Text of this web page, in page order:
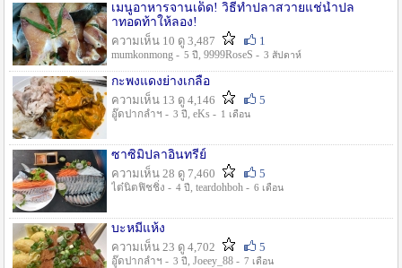
เมนูอาหารจานเด็ด! วิธีทำปลาสวายแช่น้ำปล
าทอดท้าให้ลอง!
ความเห็น 10 ดู 3,487
1
mumkonmong - 5 ปี , 9999RoseS - 3 สัปดาห์
กะพงแดงย่างเกลือ
ความเห็น 13 ดู 4,146
5
อู๊ดปากลำฯ - 3 ปี , eKs - 1 เดือน
ซาซิมิปลาอินทรีย์
ความเห็น 28 ดู 7,460
5
ไต๋นิตฟิชชิ่ง - 4 ปี , teardohboh - 6 เดือน
บะหมี่แห้ง
ความเห็น 23 ดู 4,702
5
อู๊ดปากลำฯ - 3 ปี , Joeey_88 - 7 เดือน